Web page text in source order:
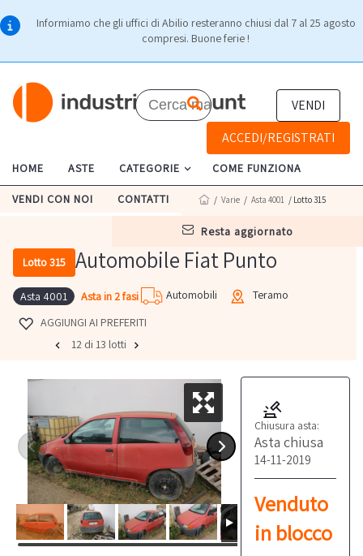
Informiamo che gli uffici di Abilio resteranno chiusi dal 7 al 25 agosto
compresi. Buone ferie !
VENDI
ACCEDI/REGISTRATI
HOME ASTE CATEGORIE COME FUNZIONA
VENDI CON NOI CONTATTI
resta aggiornato
/ Varie / Asta 4001 / Lotto 315
Lotto 315 Automobile Fiat Punto
Asta 4001 Asta in 2 fasi Automobili
Teramo
AGGIUNGI AI PREFERITI
12 di 13 lotti
Chiusura asta:
Asta chiusa
14-11-2019
Venduto
in blocco